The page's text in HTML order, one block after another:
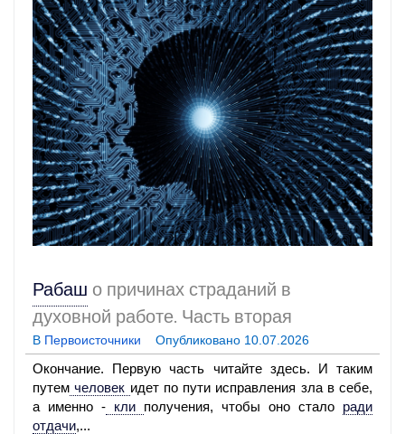
Рабаш о причинах страданий в
духовной работе. Часть вторая
В Первоисточники Опубликовано 10.07.2026
Окончание. Первую часть читайте здесь. И таким
путем человек идет по пути исправления зла в себе,
а именно - кли получения, чтобы оно стало ради
отдачи,...